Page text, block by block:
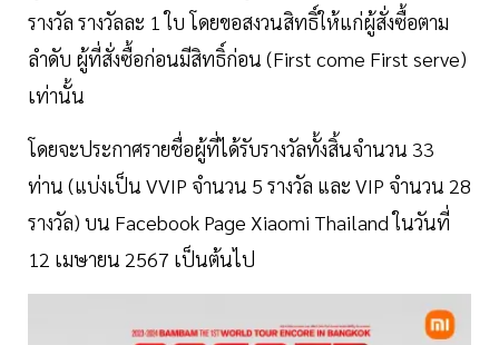
รางวัล รางวัลละ 1 ใบ โดยขอสงวนสิทธิ์ให้แก่ผู้สั่งซื้อตาม
ลำดับ ผู้ที่สั่งซื้อก่อนมีสิทธิ์ก่อน (First come First serve)
เท่านั้น
โดยจะประกาศรายชื่อผู้ที่ได้รับรางวัลทั้งสิ้นจำนวน 33
ท่าน (แบ่งเป็น VVIP จำนวน 5 รางวัล และ VIP จำนวน 28
รางวัล) บน Facebook Page Xiaomi Thailand ในวันที่
12 เมษายน 2567 เป็นต้นไป